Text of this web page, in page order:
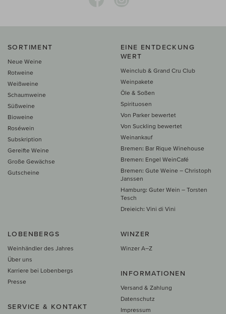
SORTIMENT
Neue Weine
Rotweine
Weißweine
Schaumweine
Süßweine
Bioweine
Roséwein
Subskription
Gereifte Weine
Große Gewächse
Gutscheine
EINE ENTDECKUNG
WERT
Weinclub & Grand Cru Club
Weinpakete
Öle & Soßen
Spirituosen
Von Parker bewertet
Von Suckling bewertet
Weinankauf
Bremen: Bar Rique Winehouse
Bremen: Engel WeinCafé
Bremen: Gute Weine – Christoph
Janssen
Hamburg: Guter Wein – Torsten
Tesch
Dreieich: Vini di Vini
LOBENBERGS
Weinhändler des Jahres
Über uns
Karriere bei Lobenbergs
Presse
SERVICE & KONTAKT
WINZER
Winzer A–Z
INFORMATIONEN
Versand & Zahlung
Datenschutz
Impressum